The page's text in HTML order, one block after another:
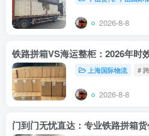
2026-8-8
上海国际物流 #
2026-8-8
门到门无忧直达：专业铁路拼箱